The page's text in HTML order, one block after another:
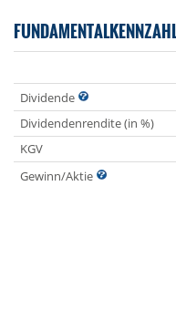
Dividende
Dividendenrendite (in %)
KGV
Gewinn/Aktie